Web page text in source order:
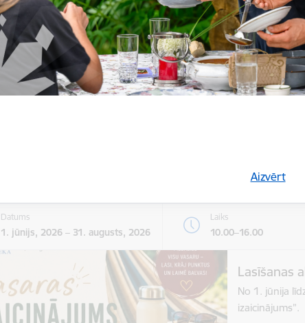
Aizvērt
Datums
5. janvāris, 2026 – 31. decembris,
2026
Laiks
8.00–20.00
2026.
Datums
1. jūnijs, 2026 – 31. augusts, 2026
Laiks
10.00–16.00
Lasīšanas
No 1. jūnija
izaicinājums”.